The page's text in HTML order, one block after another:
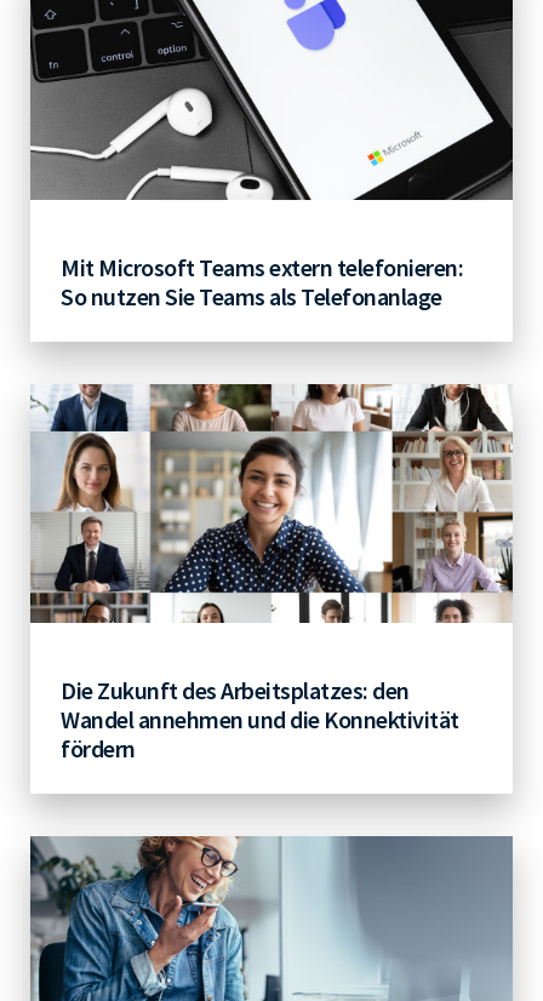
Mit Microsoft Teams extern telefonieren:
So nutzen Sie Teams als Telefonanlage
Die Zukunft des Arbeitsplatzes: den
Wandel annehmen und die Konnektivität
fördern